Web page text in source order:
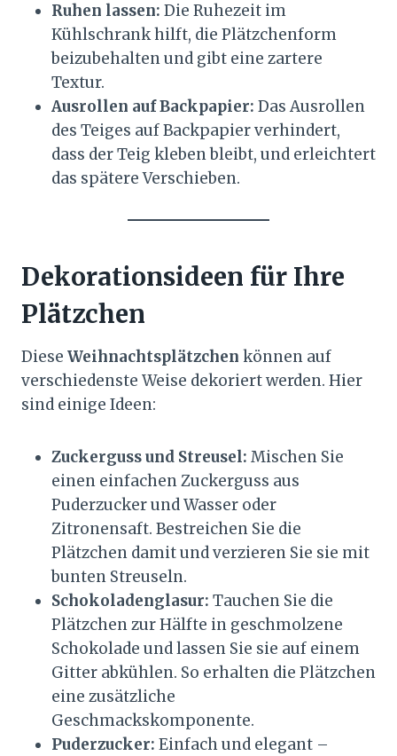
Ruhen lassen: Die Ruhezeit im
Kühlschrank hilft, die Plätzchenform
beizubehalten und gibt eine zartere
Textur.
Ausrollen auf Backpapier: Das Ausrollen
des Teiges auf Backpapier verhindert,
dass der Teig kleben bleibt, und erleichtert
das spätere Verschieben.
Dekorationsideen für Ihre
Plätzchen
Diese Weihnachtsplätzchen können auf
verschiedenste Weise dekoriert werden. Hier
sind einige Ideen:
Zuckerguss und Streusel: Mischen Sie
einen einfachen Zuckerguss aus
Puderzucker und Wasser oder
Zitronensaft. Bestreichen Sie die
Plätzchen damit und verzieren Sie sie mit
bunten Streuseln.
Schokoladenglasur: Tauchen Sie die
Plätzchen zur Hälfte in geschmolzene
Schokolade und lassen Sie sie auf einem
Gitter abkühlen. So erhalten die Plätzchen
eine zusätzliche
Geschmackskomponente.
Puderzucker: Einfach und elegant –